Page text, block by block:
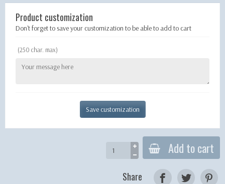
Product customization
Don't forget to save your customization to be able to add to cart
(250 char. max)
Save customization
Add to cart
Share